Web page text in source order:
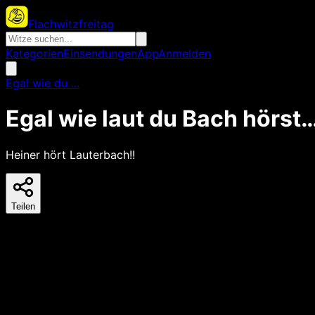
Flachwitzfreitag
KategorienEinsendungenAppAnmelden
Egal wie du ...
Egal wie laut du Bach
Heiner hört Lauterbach!!
Teilen